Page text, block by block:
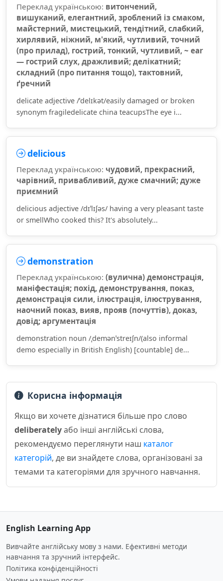
Переклад українською: витончений,
вишуканий, елегантний, зроблений із смаком,
майстерний, мистецький, тендітний, слабкий,
хирлявий, ніжний, м'який, чутливий, точний
(про прилад), гострий, тонкий, чутливий, ~ ear
— гострий слух, дражливий; делікатний;
складний (про питання тощо), тактовний,
ґречний
delicate adjective /ˈdelɪkət/easily damaged or broken
synonym fragiledelicate china teacupsThe eye i...
delicious
Переклад українською: чудовий, прекрасний,
чарівний, привабливий, дуже смачний; дуже
приємний
delicious adjective /dɪˈlɪʃəs/ having a very pleasant taste
or smellWho cooked this? It's absolutely...
demonstration
Переклад українською: (вулична) демонстрація,
маніфестація; похід, демонстрування, показ,
демонстрація сили, ілюстрація, ілюстрування,
наочний показ, вияв, прояв (почуттів), доказ,
довід; аргументація
demonstration noun /ˌdemənˈstreɪʃn/(also informal
demo especially in British English) [countable] de...
Корисна інформація
Якщо ви хочете дізнатися більше про слово
deliberatelyабо інші англійські слова,
рекомендуємо переглянути наш каталог
категорій, де ви знайдете слова, організовані за
темами та категоріями для зручного навчання.
English Learning App
Вивчайте англійську мову з нами. Ефективні методи
навчання та зручний інтерфейс.
Політика конфіденційності